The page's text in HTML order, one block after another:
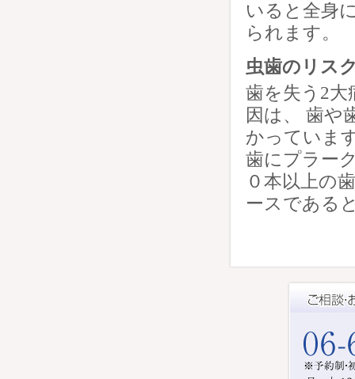
いると全身
られます。
虫歯のリス
歯を失う2大
因は、 歯や
かっていま
歯にプラー
０本以上の
ースである